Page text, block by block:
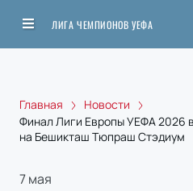
ЛИГА ЧЕМПИОНОВ УЕФА
Главная
Новости
Финал Лиги Европы УЕФА 2026
на Бешикташ Тюпраш Стэдиум
7 мая